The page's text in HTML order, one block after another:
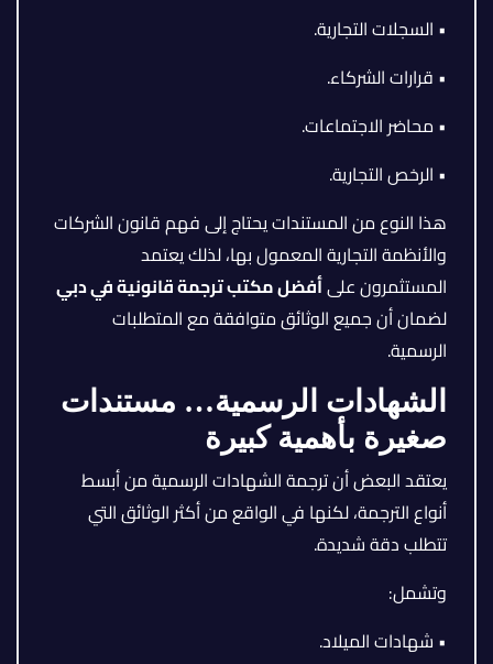
• السجلات التجارية.
• قرارات الشركاء.
• محاضر الاجتماعات.
• الرخص التجارية.
هذا النوع من المستندات يحتاج إلى فهم قانون الشركات
والأنظمة التجارية المعمول بها، لذلك يعتمد
المستثمرون علىأفضل مكتب ترجمة قانونية في دبي
لضمان أن جميع الوثائق متوافقة مع المتطلبات
الرسمية.
الشهادات الرسمية… مستندات
صغيرة بأهمية كبيرة
يعتقد البعض أن ترجمة الشهادات الرسمية من أبسط
أنواع الترجمة، لكنها في الواقع من أكثر الوثائق التي
تتطلب دقة شديدة.
وتشمل:
• شهادات الميلاد.